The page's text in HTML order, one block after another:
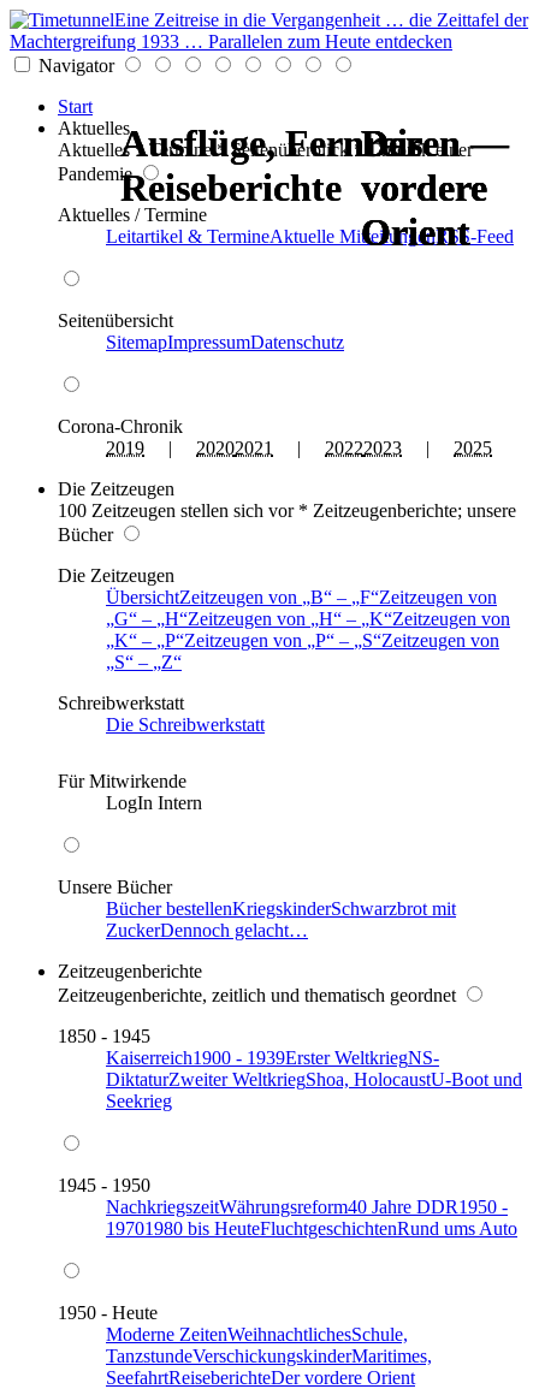
Eine Zeitreise in die Vergangenheit … die Zeittafel der
Machtergreifung 1933 … Parallelen zum Heute entdecken
Navigator
Start
Aktuelles
Aktuelles * Termine * Seitenüberblick * Chronik einer
Pandemie
Aktuelles / Termine
Leitartikel & TermineAktuelle MitteilungenRSS-Feed
Seitenübersicht
SitemapImpressumDatenschutz
Corona-Chronik
2019 | 20202021 | 20222023 | 2025
Die Zeitzeugen
100 Zeitzeugen stellen sich vor * Zeitzeugenberichte; unsere
Bücher
Die Zeitzeugen
ÜbersichtZeitzeugen von B – F Zeitzeugen von
G
– H Zeitzeugen von H – K Zeitzeugen von
K
– P Zeitzeugen von P – S Zeitzeugen von
S
–
Z
Schreibwerkstatt
Die Schreibwerkstatt
Für Mitwirkende
LogIn Intern
Unsere Bücher
Bücher bestellenKriegskinderSchwarzbrot mit
ZuckerDennoch gelacht…
Zeitzeugenberichte
Zeitzeugenberichte, zeitlich und thematisch geordnet
1850 - 1945
Kaiserreich1900 - 1939Erster WeltkriegNS-
DiktaturZweiter WeltkriegShoa, HolocaustU-Boot und
Seekrieg
1945 - 1950
NachkriegszeitWährungsreform40 Jahre DDR1950 -
19701980 bis HeuteFluchtgeschichtenRund ums Auto
1950 - Heute
Moderne ZeitenWeihnachtlichesSchule,
TanzstundeVerschickungskinderMaritimes,
SeefahrtReiseberichteDer vordere Orient
Der
vordere
Orient
Ausflüge, Fernreisen —
Reiseberichte
Der
vordere
Orient
Der
vordere
Orient
Ausflüge, Fernreisen —
Reiseberichte
Der
vordere
Orient